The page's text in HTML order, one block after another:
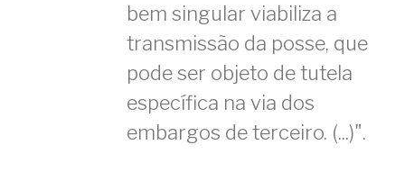
bem singular viabiliza a
transmissão da posse, que
pode ser objeto de tutela
específica na via dos
embargos de terceiro. (...)".